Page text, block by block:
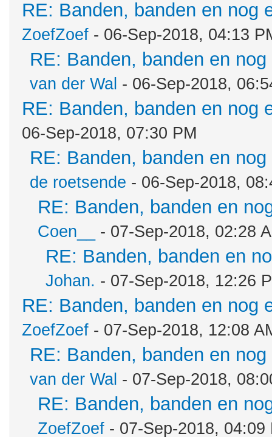
RE: Banden, banden en nog
ZoefZoef - 06-Sep-2018, 04:13
RE: Banden, banden en
van der Wal - 06-Sep-2018,
RE: Banden, banden en nog
06-Sep-2018, 07:30 PM
RE: Banden, banden en
de roetsende - 06-Sep-2018,
RE: Banden, banden en
Coen__ - 07-Sep-2018, 02:28
RE: Banden, banden en
Johan. - 07-Sep-2018, 12:26
RE: Banden, banden en nog
ZoefZoef - 07-Sep-2018, 12:08
RE: Banden, banden en
van der Wal - 07-Sep-2018,
RE: Banden, banden en
ZoefZoef - 07-Sep-2018, 04:09